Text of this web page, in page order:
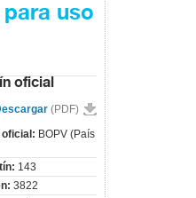
uso
oficial
(PDF)
oficial: BOPV (País
143
3822